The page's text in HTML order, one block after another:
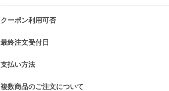
クーポン利用可否
最終注文受付日
支払い方法
複数商品のご注文について